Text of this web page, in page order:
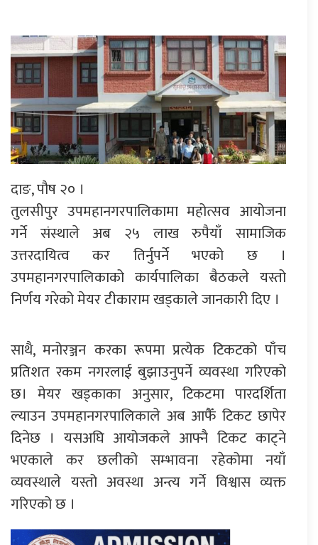
दाङ, पौष २० ।
तुलसीपुर उपमहानगरपालिकामा महोत्सव आयोजना
गर्ने संस्थाले अब २५ लाख रुपैयाँ सामाजिक
उत्तरदायित्व कर तिर्नुपर्ने भएको छ ।
उपमहानगरपालिकाको कार्यपालिका बैठकले यस्तो
निर्णय गरेको मेयर टीकाराम खड्काले जानकारी दिए ।
साथै, मनोरञ्जन करका रूपमा प्रत्येक टिकटको पाँच
प्रतिशत रकम नगरलाई बुझाउनुपर्ने व्यवस्था गरिएको
छ। मेयर खड्काका अनुसार, टिकटमा पारदर्शिता
ल्याउन उपमहानगरपालिकाले अब आफैँ टिकट छापेर
दिनेछ । यसअघि आयोजकले आफ्नै टिकट काट्ने
भएकाले कर छलीको सम्भावना रहेकोमा नयाँ
व्यवस्थाले यस्तो अवस्था अन्त्य गर्ने विश्वास व्यक्त
गरिएको छ ।